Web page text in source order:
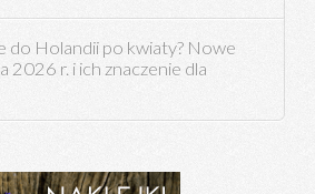
do Holandii po kwiaty? Nowe
2026 r. i ich znaczenie dla